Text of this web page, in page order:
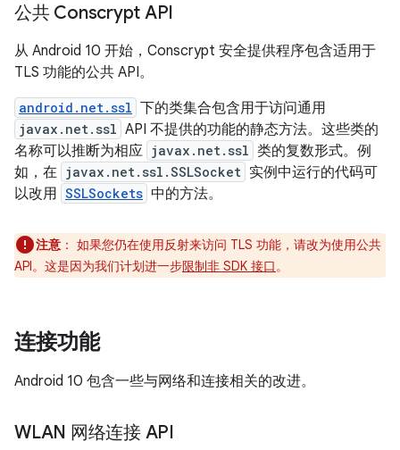
公共 Conscrypt API
从 Android 10 开始，Conscrypt 安全提供程序包含适用于
TLS 功能的公共 API。
android.net.ssl 下的类集合包含用于访问通用
javax.net.ssl API 不提供的功能的静态方法。这些类的
名称可以推断为相应 javax.net.ssl 类的复数形式。例
如，在 javax.net.ssl.SSLSocket 实例中运行的代码可
以改用 SSLSockets 中的方法。
注意 ： 如果您仍在使用反射来访问 TLS 功能，请改为使用公共
API。这是因为我们计划进一步限制非 SDK 接口。
连接功能
Android 10 包含一些与网络和连接相关的改进。
WLAN 网络连接 API